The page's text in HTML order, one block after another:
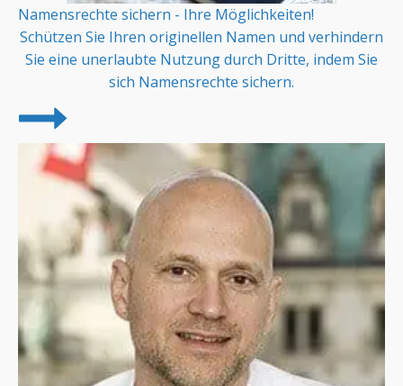
Namensrechte sichern - Ihre Möglichkeiten!
Schützen Sie Ihren originellen Namen und verhindern
Sie eine unerlaubte Nutzung durch Dritte, indem Sie
sich Namensrechte sichern.